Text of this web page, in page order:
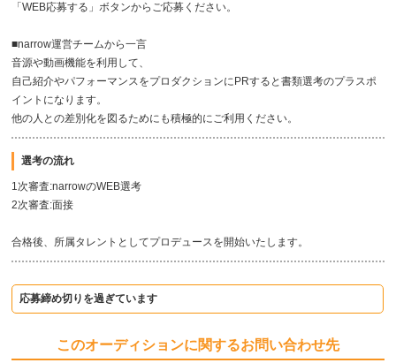
「WEB応募する」ボタンからご応募ください。
■narrow運営チームから一言
音源や動画機能を利用して、
自己紹介やパフォーマンスをプロダクションにPRすると書類選考のプラスポ
イントになります。
他の人との差別化を図るためにも積極的にご利用ください。
選考の流れ
1次審査:narrowのWEB選考
2次審査:面接
合格後、所属タレントとしてプロデュースを開始いたします。
応募締め切りを過ぎています
このオーディションに関するお問い合わせ先